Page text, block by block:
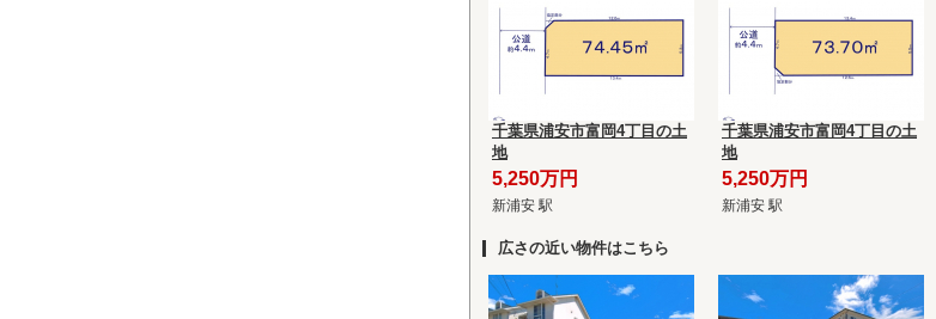
千葉県浦安市富岡4丁目の土
地
5,250万円
新浦安 駅
千葉県浦安市富岡4丁目の土
地
5,250万円
新浦安 駅
広さの近い物件はこちら